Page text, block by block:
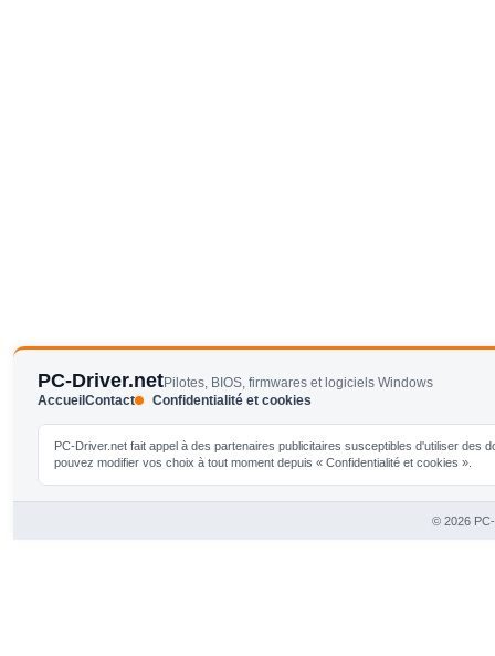
PC-Driver.netPilotes, BIOS, firmwares et logiciels Windows
AccueilContact Confidentialité et cookies
PC-Driver.net fait appel à des partenaires publicitaires susceptibles d'utiliser
pouvez modifier vos choix à tout moment depuis « Confidentialité et cookies ».
© 2026